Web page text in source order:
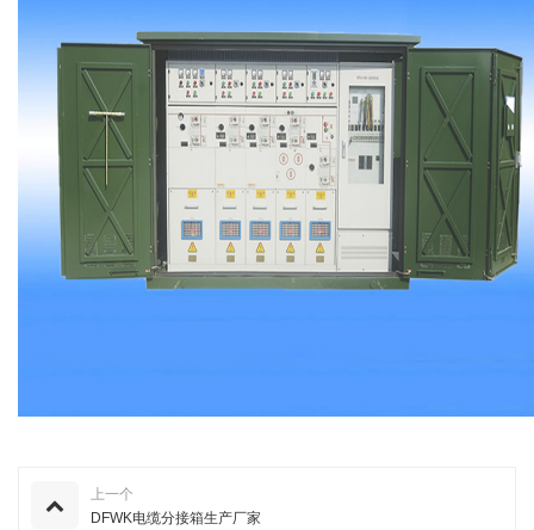
上一个
DFWK电缆分接箱生产厂家